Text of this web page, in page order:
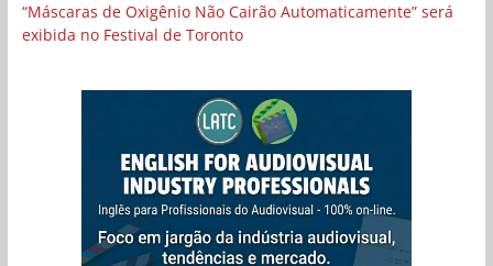
“Máscaras de Oxigênio Não Cairão Automaticamente” será
exibida no Festival de Toronto